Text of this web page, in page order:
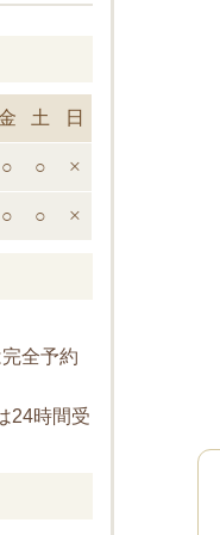
土 日
○ ○ ×
○ ○ ×
全予約
24時間受